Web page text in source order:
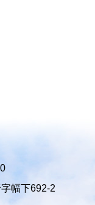
字幅下692-2